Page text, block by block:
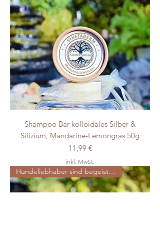
Shampoo Bar kolloidales Silber &
Silizium, Mandarine-Lemongras 50g
Preis
11,99 €
inkl. MwSt.
Hundeliebhaber sind begeistert